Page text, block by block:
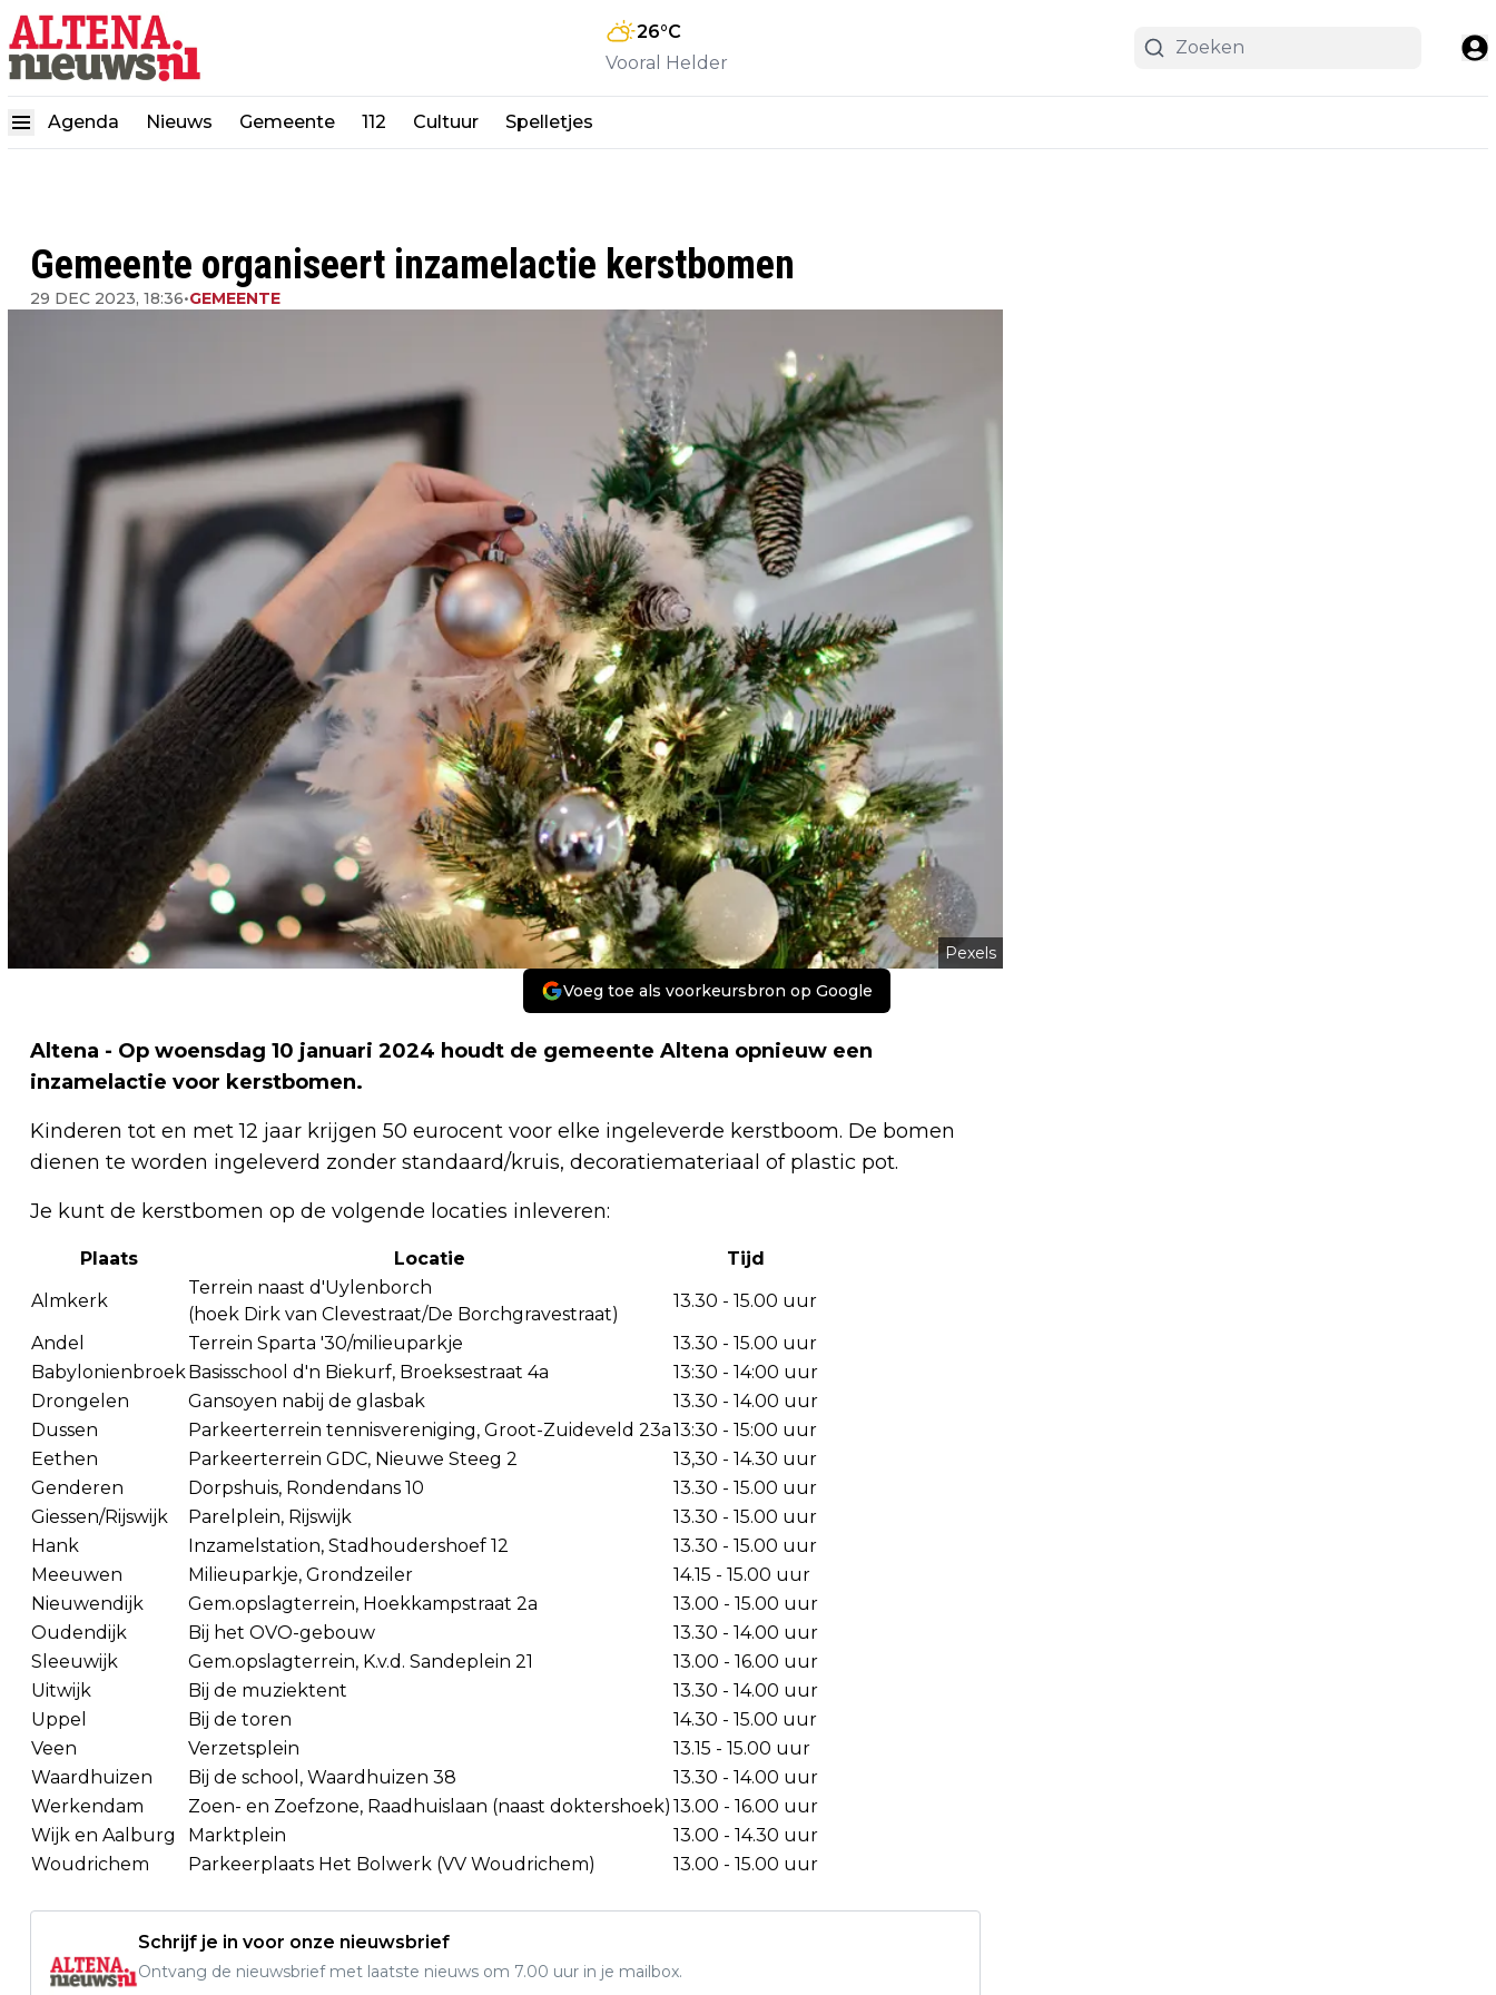
26°C
Vooral Helder
Agenda Nieuws Gemeente 112 Cultuur Spelletjes
Gemeente organiseert inzamelactie kerstbomen
29 DEC 2023, 18:36•GEMEENTE
Pexels
Voeg toe als voorkeursbron op Google
Altena - Op woensdag 10 januari 2024 houdt de gemeente Altena opnieuw een
inzamelactie voor kerstbomen.
Kinderen tot en met 12 jaar krijgen 50 eurocent voor elke ingeleverde kerstboom. De bomen
dienen te worden ingeleverd zonder standaard/kruis, decoratiemateriaal of plastic pot.
Je kunt de kerstbomen op de volgende locaties inleveren:
Plaats Locatie
Tijd
Almkerk
Terrein naast d'Uylenborch
(hoek Dirk van Clevestraat/De Borchgravestraat)
13.30 - 15.00 uur
Andel
Terrein Sparta '30/milieuparkje
13.30 - 15.00 uur
Babylonienbroek Basisschool d'n Biekurf, Broeksestraat 4a
13:30 - 14:00 uur
Drongelen
Gansoyen nabij de glasbak
13.30 - 14.00 uur
Dussen
Parkeerterrein tennisvereniging, Groot-Zuideveld 23a13:30 - 15:00 uur
Eethen
Parkeerterrein GDC, Nieuwe Steeg 2
13,30 - 14.30 uur
Genderen
Dorpshuis, Rondendans 10
13.30 - 15.00 uur
Giessen/Rijswijk
Parelplein, Rijswijk
13.30 - 15.00 uur
Hank
Inzamelstation, Stadhoudershoef 12
13.30 - 15.00 uur
Meeuwen
Milieuparkje, Grondzeiler
14.15 - 15.00 uur
Nieuwendijk
Gem.opslagterrein, Hoekkampstraat 2a
13.00 - 15.00 uur
Oudendijk
Bij het OVO-gebouw
13.30 - 14.00 uur
Sleeuwijk
Gem.opslagterrein, K.v.d. Sandeplein 21
13.00 - 16.00 uur
Uitwijk
Bij de muziektent
13.30 - 14.00 uur
Uppel
Bij de toren
14.30 - 15.00 uur
Veen
Verzetsplein
13.15 - 15.00 uur
Waardhuizen
Bij de school, Waardhuizen 38
13.30 - 14.00 uur
Werkendam
Zoen- en Zoefzone, Raadhuislaan (naast doktershoek) 13.00 - 16.00 uur
Wijk en Aalburg
Marktplein
13.00 - 14.30 uur
Woudrichem
Parkeerplaats Het Bolwerk (VV Woudrichem) 13.00 - 15.00 uur
Schrijf je in voor onze nieuwsbrief
Ontvang de nieuwsbrief met laatste nieuws om 7.00 uur in je mailbox.